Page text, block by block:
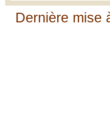
Dernière mise